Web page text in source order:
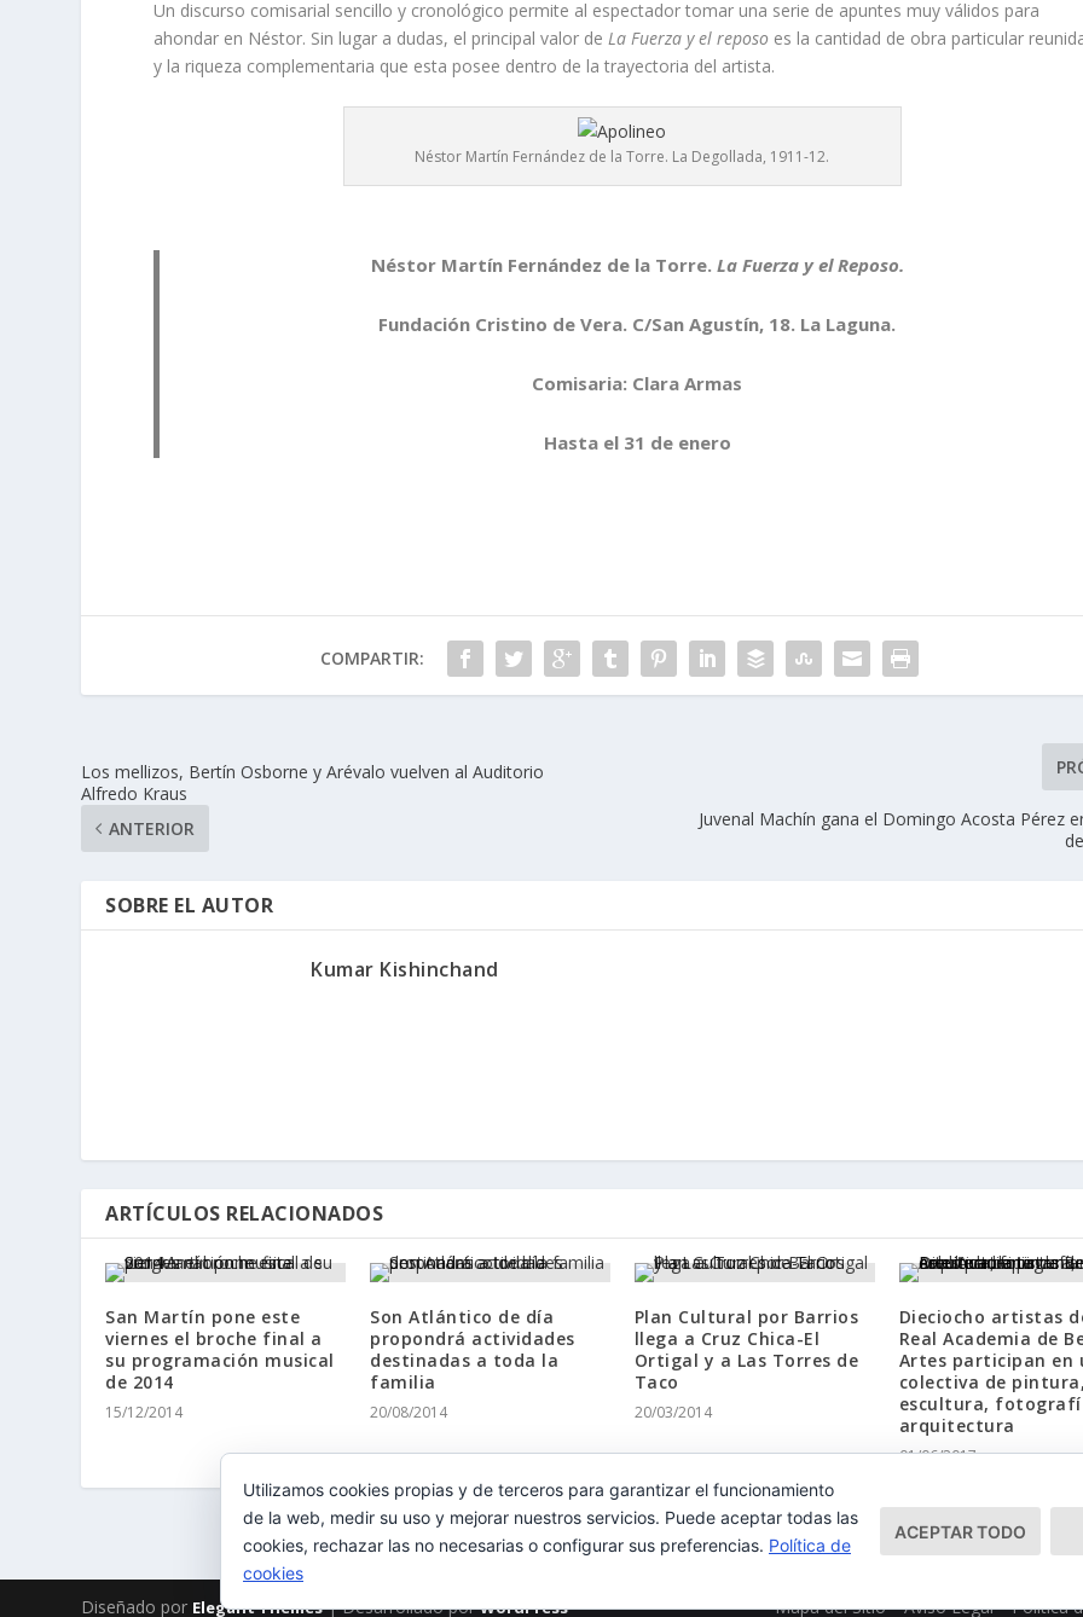
Un discurso comisarial sencillo y cronológico permite al espectador tomar una serie de apuntes muy válidos para
ahondar en Néstor. Sin lugar a dudas, el principal valor deLa Fuerza y el reposo es la cantidad de obra particular
y la riqueza complementaria que esta posee dentro de la trayectoria del artista.
Néstor Martín Fernández de la Torre. La Degollada, 1911-12.
Néstor Martín Fernández de la Torre. La Fuerza y el Reposo.
Fundación Cristino de Vera. C/San Agustín, 18. La Laguna.
Comisaria: Clara Armas
Hasta el 31 de enero
COMPARTIR:
Los mellizos, Bertín Osborne y Arévalo vuelven al Auditorio
Alfredo Kraus
ANTERIOR
Juvenal Machín gana el Domingo Acosta Pérez
SOBRE EL AUTOR
Kumar Kishinchand
ARTÍCULOS RELACIONADOS
San Martín pone este
viernes el broche final a
su programación musical
de 2014
15/12/2014
Son Atlántico de día
propondrá actividades
destinadas a toda la
familia
20/08/2014
Plan Cultural por Barrios
llega a Cruz Chica-El
Ortigal y a Las Torres de
Taco
20/03/2014
Dieciocho artistas
Real Academia de
Artes participan en
colectiva de
escultura,
arquitectura
01/06/2017
Diseñado por Elegant Themes| Desarrollado porWordPress Mapa del Sitio Aviso Legal Política
Utilizamos cookies propias y de terceros para garantizar el funcionamiento
de la web, medir su uso y mejorar nuestros servicios. Puede aceptar todas las
cookies, rechazar las no necesarias o configurar sus preferencias. Política de
cookies
ACEPTAR TODO